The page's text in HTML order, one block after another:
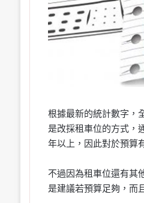
根據最新的統計數字，
是改採租車位的方式，
年以上，因此對於預算
不過因為租車位還有其
是建議若預算足夠，而